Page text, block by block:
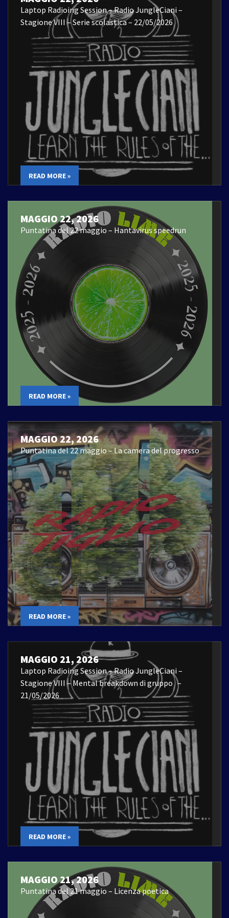
Laptop Radioing Session – Radio JungleCiani –
Stagione VIII – Serie scolastica – 22/05/2026
READ MORE »
MAGGIO 22, 2026
Puntatina del 22 maggio – Hantavirus speedrun
READ MORE »
MAGGIO 22, 2026
Puntatina del 22 maggio – La camera del progresso
READ MORE »
MAGGIO 21, 2026
Laptop Radioing Session – Radio JungleCiani –
Stagione VIII – Mental breakdown di gruppo –
21/05/2026
READ MORE »
MAGGIO 21, 2026
Puntatina del 21 maggio – Licenza poetica